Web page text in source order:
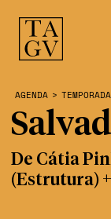
AGENDA >
De Cátia
(Estrutura)